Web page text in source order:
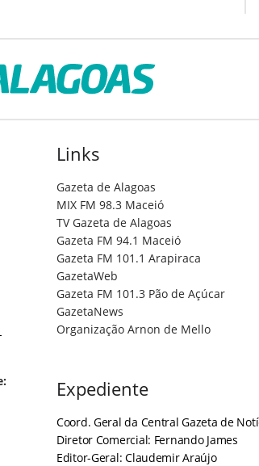
Links
Gazeta de Alagoas
MIX FM 98.3 Maceió
TV Gazeta de Alagoas
Gazeta FM 94.1 Maceió
Gazeta FM 101.1 Arapiraca
GazetaWeb
Gazeta FM 101.3 Pão de Açúcar
GazetaNews
Organização Arnon de Mello
Expediente
Coord. Geral da Central Gazeta de
Diretor Comercial: Fernando James
Editor-Geral: Claudemir Araújo